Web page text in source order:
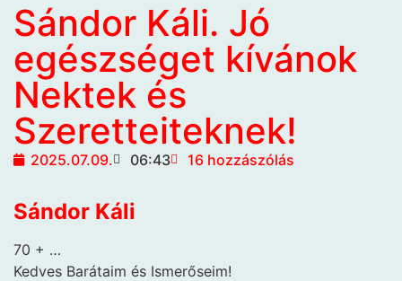
Sándor Káli. Jó
egészséget kívánok
Nektek és
Szeretteiteknek!
2025.07.09. 06:43 16 hozzászólás
Sándor Káli
70 + …
Kedves Barátaim és Ismerőseim!